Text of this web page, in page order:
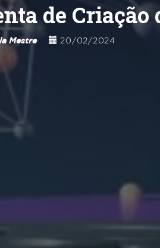
de Criação
Mestre 20/02/2024